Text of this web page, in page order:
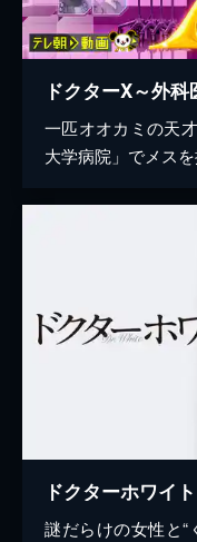
ドクターX～外科
一匹オオカミの天
大学病院」でメスを
ドクターホワイト
謎だらけの女性と“